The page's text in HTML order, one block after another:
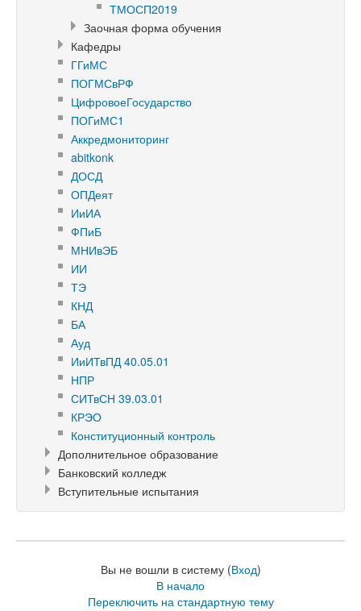
ТМОСП2019
Заочная форма обучения
Кафедры
ГГиМС
ПОГМСвРФ
ЦифровоеГосударство
ПОГиМС1
Аккредмониторинг
abitkonk
ДОСД
ОПДеят
ИиИА
ФПиБ
МНИвЭБ
ИИ
ТЭ
КНД
БА
Ауд
ИиИТвПД 40.05.01
НПР
СИТвСН 39.03.01
КРЭО
Конституционный контроль
Дополнительное образование
Банковский колледж
Вступительные испытания
Вы не вошли в систему (Вход)
В начало
Переключить на стандартную тему